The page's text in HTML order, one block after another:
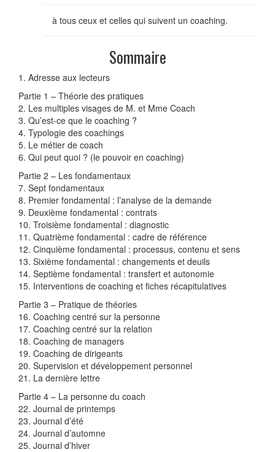
à tous ceux et celles qui suivent un coaching.
Sommaire
1. Adresse aux lecteurs
Partie 1 – Théorie des pratiques
2. Les multiples visages de M. et Mme Coach
3. Qu’est-ce que le coaching ?
4. Typologie des coachings
5. Le métier de coach
6. Qui peut quoi ? (le pouvoir en coaching)
Partie 2 – Les fondamentaux
7. Sept fondamentaux
8. Premier fondamental : l’analyse de la demande
9. Deuxième fondamental : contrats
10. Troisième fondamental : diagnostic
11. Quatrième fondamental : cadre de référence
12. Cinquième fondamental : processus, contenu et sens
13. Sixième fondamental : changements et deuils
14. Septième fondamental : transfert et autonomie
15. Interventions de coaching et fiches récapitulatives
Partie 3 – Pratique de théories
16. Coaching centré sur la personne
17. Coaching centré sur la relation
18. Coaching de managers
19. Coaching de dirigeants
20. Supervision et développement personnel
21. La dernière lettre
Partie 4 – La personne du coach
22. Journal de printemps
23. Journal d’été
24. Journal d’automne
25. Journal d’hiver